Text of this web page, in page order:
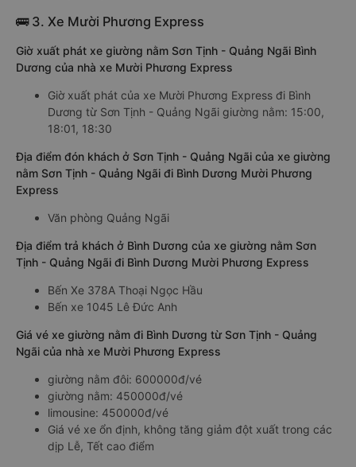
🚌 3. Xe Mười Phương Express
Giờ xuất phát xe giường nằm Sơn Tịnh - Quảng Ngãi Bình
Dương của nhà xe Mười Phương Express
Giờ xuất phát của xe Mười Phương Express đi Bình
Dương từ Sơn Tịnh - Quảng Ngãi giường nằm: 15:00,
18:01, 18:30
Địa điểm đón khách ở Sơn Tịnh - Quảng Ngãi của xe giường
nằm Sơn Tịnh - Quảng Ngãi đi Bình Dương Mười Phương
Express
Văn phòng Quảng Ngãi
Địa điểm trả khách ở Bình Dương của xe giường nằm Sơn
Tịnh - Quảng Ngãi đi Bình Dương Mười Phương Express
Bến Xe 378A Thoại Ngọc Hầu
Bến xe 1045 Lê Đức Anh
Giá vé xe giường nằm đi Bình Dương từ Sơn Tịnh - Quảng
Ngãi của nhà xe Mười Phương Express
giường nằm đôi: 600000đ/vé
giường nằm: 450000đ/vé
limousine: 450000đ/vé
Giá vé xe ổn định, không tăng giảm đột xuất trong các
dịp Lễ, Tết cao điểm